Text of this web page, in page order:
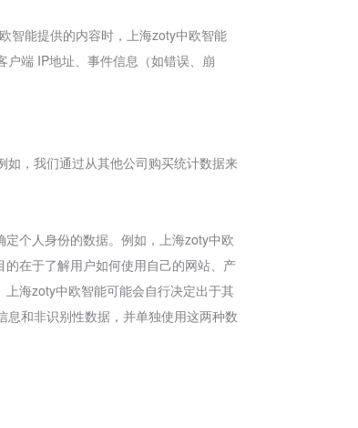
智能提供的内容时，上海zoty中欧智能
端 IP地址、事件信息（如错误、崩
，我们通过从其他公司购买统计数据来
个人身份的数据。例如，上海zoty中欧
在于了解用户如何使用自己的网站、产
海zoty中欧智能可能会自行决定出于其
和非识别性数据，并单独使用这两种数